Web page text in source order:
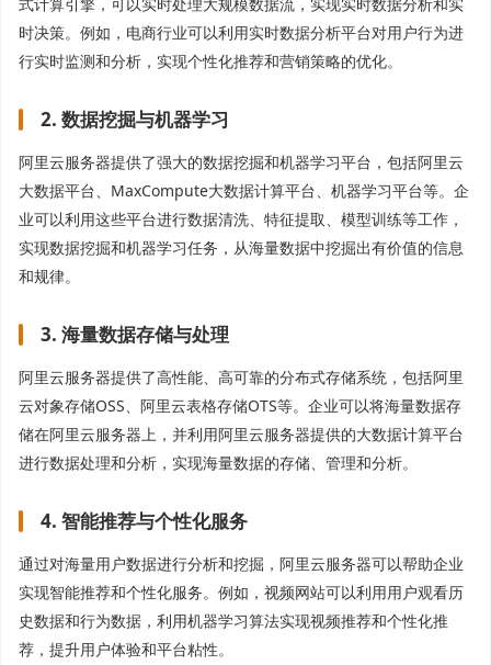
时决策。例如，电商行业可以利用实时数据分析平台对用户行为进
行实时监测和分析，实现个性化推荐和营销策略的优化。
2. 数据挖掘与机器学习
阿里云服务器提供了强大的数据挖掘和机器学习平台，包括阿里云
大数据平台、MaxCompute大数据计算平台、机器学习平台等。企
业可以利用这些平台进行数据清洗、特征提取、模型训练等工作，
实现数据挖掘和机器学习任务，从海量数据中挖掘出有价值的信息
和规律。
3. 海量数据存储与处理
阿里云服务器提供了高性能、高可靠的分布式存储系统，包括阿里
云对象存储OSS、阿里云表格存储OTS等。企业可以将海量数据存
储在阿里云服务器上，并利用阿里云服务器提供的大数据计算平台
进行数据处理和分析，实现海量数据的存储、管理和分析。
4. 智能推荐与个性化服务
通过对海量用户数据进行分析和挖掘，阿里云服务器可以帮助企业
实现智能推荐和个性化服务。例如，视频网站可以利用用户观看历
史数据和行为数据，利用机器学习算法实现视频推荐和个性化推
荐，提升用户体验和平台粘性。